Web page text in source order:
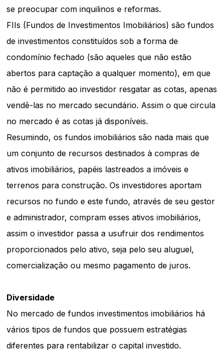
se preocupar com inquilinos e reformas.
FIIs (Fundos de Investimentos Imobiliários) são fundos
de investimentos constituídos sob a forma de
condomínio fechado (são aqueles que não estão
abertos para captação a qualquer momento), em que
não é permitido ao investidor resgatar as cotas, apenas
vendê-las no mercado secundário. Assim o que circula
no mercado é as cotas já disponíveis.
Resumindo, os fundos imobiliários são nada mais que
um conjunto de recursos destinados à compras de
ativos imobiliários, papéis lastreados a imóveis e
terrenos para construção. Os investidores aportam
recursos no fundo e este fundo, através de seu gestor
e administrador, compram esses ativos imobiliários,
assim o investidor passa a usufruir dos rendimentos
proporcionados pelo ativo, seja pelo seu aluguel,
comercialização ou mesmo pagamento de juros.
Diversidade
No mercado de fundos investimentos imobiliários há
vários tipos de fundos que possuem estratégias
diferentes para rentabilizar o capital investido.